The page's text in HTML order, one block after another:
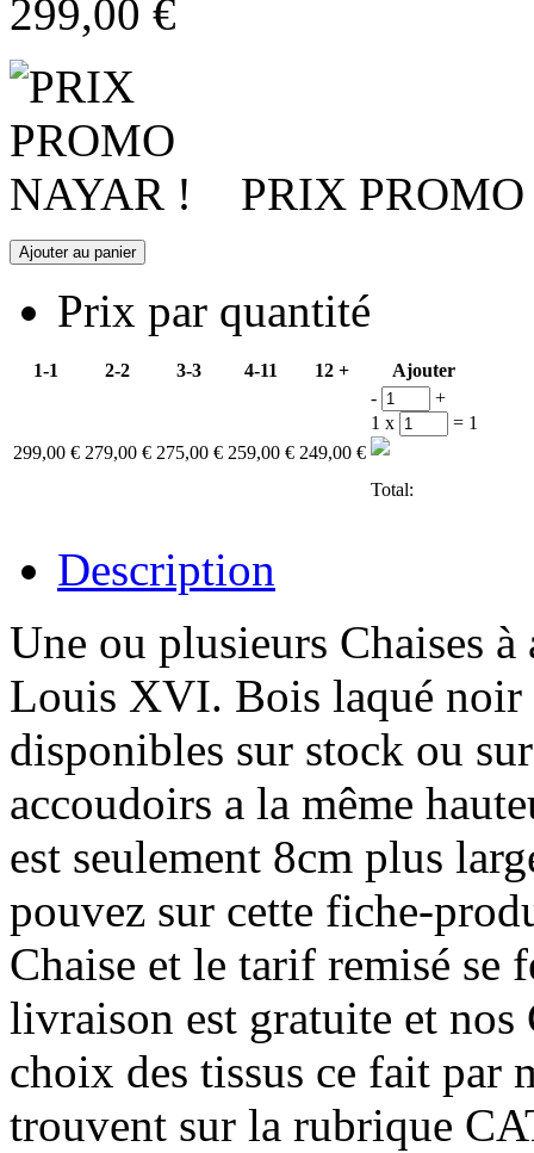
299,00 €
PRIX
Prix par quantité
1-1 2-2 3-3 4-11 12 + Ajouter
299,00 € 279,00 € 275,00 € 259,00 € 249,00 €
-
+
1 x
= 1
Total:
Description
Une ou plusieurs Chaises
Louis XVI. Bois laqué noir
disponibles sur stock ou
accoudoirs a la même
est seulement 8cm plus
pouvez sur cette fiche-
Chaise et le tarif remisé se
livraison est gratuite et nos
choix des tissus ce fait par
trouvent sur la rubrique